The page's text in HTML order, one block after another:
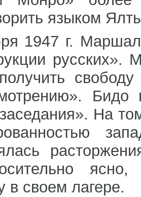
языком
1947 г.
Бидо
На
в своем лагере.